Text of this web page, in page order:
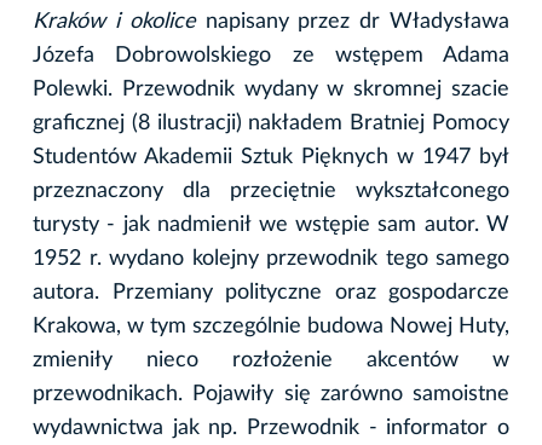
Kraków i okolicenapisany przez dr Władysława
Józefa Dobrowolskiego ze wstępem Adama
Polewki. Przewodnik wydany w skromnej szacie
graficznej (8 ilustracji) nakładem Bratniej Pomocy
Studentów Akademii Sztuk Pięknych w 1947 był
przeznaczony dla przeciętnie wykształconego
turysty - jak nadmienił we wstępie sam autor. W
1952 r. wydano kolejny przewodnik tego samego
autora. Przemiany polityczne oraz gospodarcze
Krakowa, w tym szczególnie budowa Nowej Huty,
zmieniły nieco rozłożenie akcentów w
przewodnikach. Pojawiły się zarówno samoistne
wydawnictwa jak np. Przewodnik - informator o